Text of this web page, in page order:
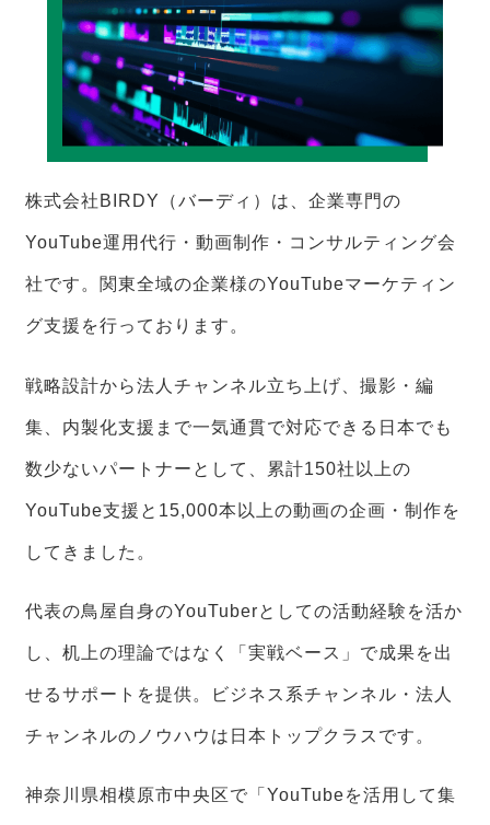
株式会社BIRDY（バーディ）は、企業専門の
YouTube運用代行・動画制作・コンサルティング会
社です。関東全域の企業様のYouTubeマーケティン
グ支援を行っております。
戦略設計から法人チャンネル立ち上げ、撮影・編
集、内製化支援まで一気通貫で対応できる日本でも
数少ないパートナーとして、累計150社以上の
YouTube支援と15,000本以上の動画の企画・制作を
してきました。
代表の鳥屋自身のYouTuberとしての活動経験を活か
し、机上の理論ではなく「実戦ベース」で成果を出
せるサポートを提供。ビジネス系チャンネル・法人
チャンネルのノウハウは日本トップクラスです。
神奈川県相模原市中央区で「YouTubeを活用して集